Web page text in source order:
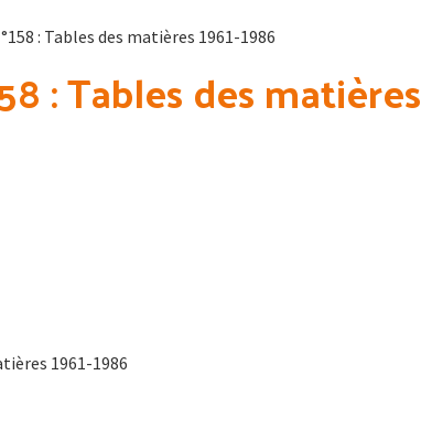
: Tables des matières 1961-1986
: Tables des matières
1961-1986